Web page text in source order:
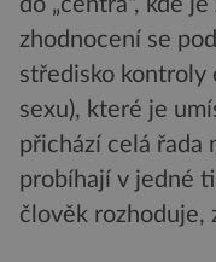
do „centra“, kde
zhodnocení se
středisko kontroly
sexu), které je
přichází celá řada
probíhají v jedné
člověk rozhoduje,